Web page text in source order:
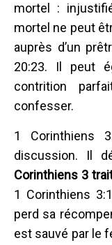
mortel :
mortel ne peut
auprès d’un
20:23. Il peut
contrition
confesser.
1 Corinthiens
discussion. Il
Corinthiens 3
1 Corinthiens
perd sa
est sauvé par le